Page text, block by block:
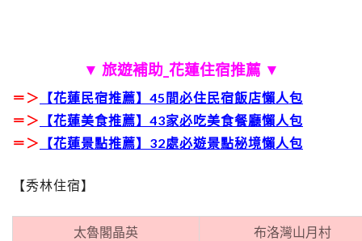
▼ 旅遊補助_花蓮住宿推薦 ▼
＝＞ 【花蓮民宿推薦】45間必住民宿飯店懶人包
＝＞ 【花蓮美食推薦】43家必吃美食餐廳懶人包
＝＞ 【花蓮景點推薦】32處必遊景點秘境懶人包
【秀林住宿】
太魯閣晶英 布洛灣山月村